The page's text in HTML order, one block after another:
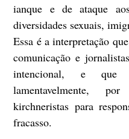
ianque e de ataque
diversidades sexuais,
Essa é a interpretação
comunicação e
intencional, e que
lamentavelmente,
kirchneristas para
fracasso.